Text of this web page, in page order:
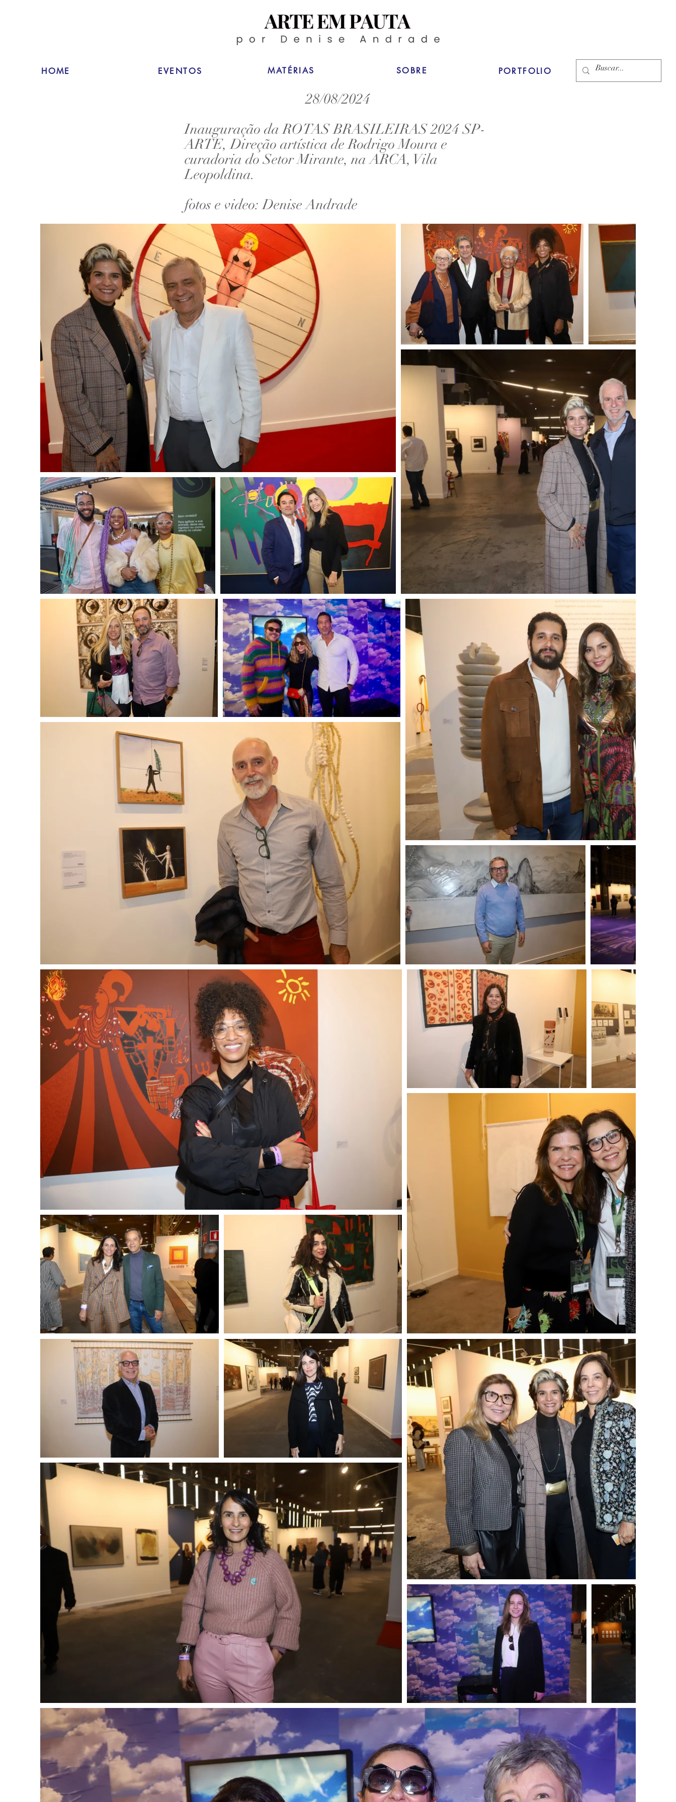
HOME EVENTOS MATÉRIAS SOBRE PORTFOLIO
28/08/2024
Inauguração da ROTAS BRASILEIRAS 2024 SP-
ARTE, Direção artística de Rodrigo Moura e
curadoria do Setor Mirante, na ARCA, Vila
Leopoldina.
fotos e video: Denise Andrade